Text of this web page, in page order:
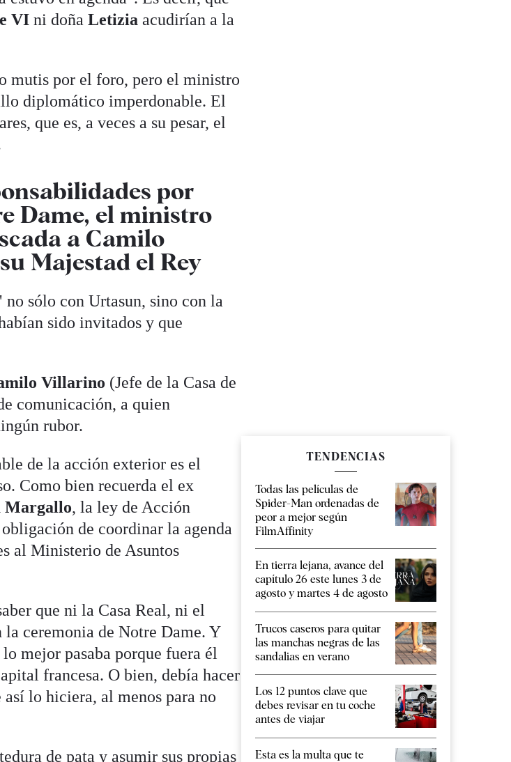
VI ni doñaLetizia acudirían a la
mutis por el foro, pero el ministro
diplomático imperdonable. El
que es, a veces a su pesar, el
por
Dame, el ministro
a Camilo
Majestad el Rey
sólo con Urtasun, sino con la
sido invitados y que
Villarino (Jefe de la Casa de
comunicación, a quien
rubor.
de la acción exterior es el
Como bien recuerda el ex
Margallo, la ley de Acción
de coordinar la agenda
al Ministerio de Asuntos
que ni la Casa Real, ni el
la ceremonia de Notre Dame. Y
mejor pasaba porque fuera él
francesa. O bien, debía hacer
lo hiciera, al menos para no
de pata y asumir sus propias
TENDENCIAS
Todas las películas de
Spider-Man ordenadas de
peor a mejor según
FilmAffinity
En tierra lejana, avance del
capítulo 26 este lunes 3 de
agosto y martes 4 de agosto
Trucos caseros para quitar
las manchas negras de las
sandalias en verano
Los 12 puntos clave que
debes revisar en tu coche
antes de viajar
Esta es la multa que te